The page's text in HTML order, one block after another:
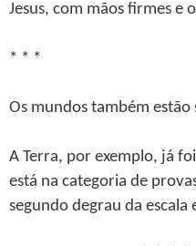
Jesus, com mãos firmes e
* * *
Os mundos também estão
A Terra, por exemplo, já
está na categoria de
segundo degrau da escala